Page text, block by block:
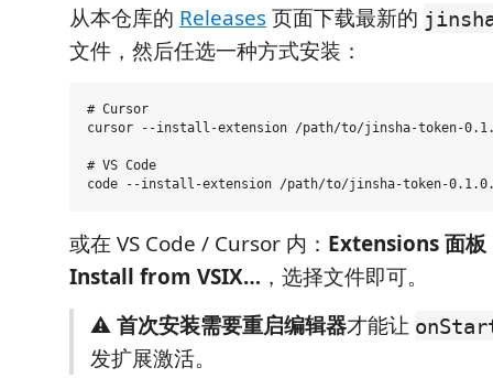
从本仓库的 Releases页面下载最新的
文件，然后任选一种方式安装：
# Cursor
cursor --install-extension /path/to/jinsha-token-
# VS Code
或在 VS Code / Cursor 内： Extensions 面
Install from VSIX… ，选择文件即可。
⚠️首次安装需要重启编辑器才能让
发扩展激活。